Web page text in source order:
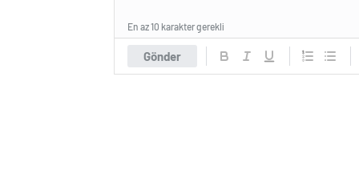
Gönder
En az 10 karakter gerekli